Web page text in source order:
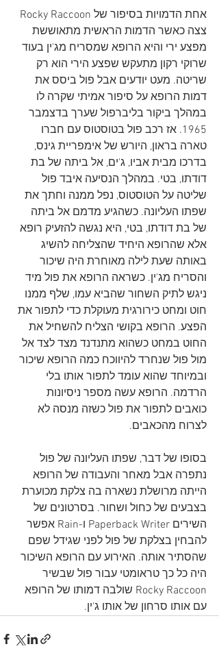
צצה כאשר הדמות הראשית מתאוששת
מפצע ירי והיא הרופא שמסריח מג'ין בעוד
שרוקי רקון מתעקש שפצע הירי הוא רק
שריטה. מעט יודעים אבל פול ביסס את
דמות הרופא על סיפור אמיתי שקרה לו
במהלך ביקור בליברפול שערך בדצמבר
1965. אז רכב פול בטוסטוס עם חברו
טארה בראון, היורש של אימפריית גינס,
בדרכו מבית אביו, ג'ים, אל ביתה של בת
דודתו, בטי. במהלך הנסיעה איבד פול
שליטה על הטוסטוס, נפל ממנה וחתך את
שפתו העליונה. כשהגיע מדמם אל ביתה
של בת דודתו, בטי, היא נגשה להזעיק רופא
אלא שהרופא היחיד שהצליחה להשיג
באותה שעת לילה מאוחרת היה שיכור
והסריח מג'ין. כשראה הרופא את פול מיד
ניגש לתיק השחור שהביא עמו, שלף ממנו
חוט ומחט כירורגית מעוקלת כדי לתפור את
הפצע. הרופא בקושי הצליח להשחיל את
החוט במחט כשהוא מתנדנד מצד לצד אל
מול פול שנחרד להיווכח כמה הרופא שיכור
ובמיוחד שהוא עומד לתפור אותו בלי
הרדמה. הרופא עשה מספר ניסיונות
כואבים לתפור את פול כשזה מנסה לא
לצרוח מהכאבים.
בסופו של דבר, שפתו העליונה של פול
נתפרה אבל מאחר והעבודה של הרופא
הייתה מרושלת נשארה בה צלקת מכוערת
בצבעים של כחול ושחור. בסרטונים של
השירים Paperback Writer ו-Rain אפשר
להבחין בצלקת של פול לפני שגידל שפם
שהסתיר אותה. האירוע עם הרופא השיכור
היה כל כך טראומטי עבור פול שבשיר
Rocky Raccoon שולבה דמותו של הרופא
עם אותו סרחון של אותו ג'ין.